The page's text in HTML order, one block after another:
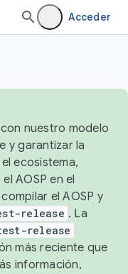
Acceder
nuestro modelo
y garantizar la
ecosistema,
AOSP en el
el AOSP y
release . La
release
más reciente que
información,